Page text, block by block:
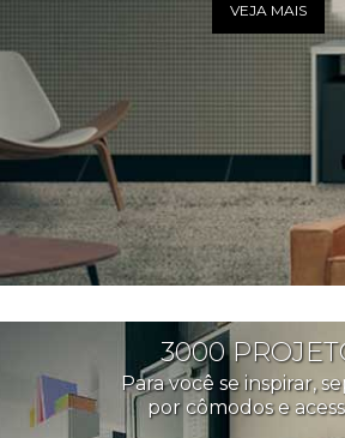
VEJA MAIS
3000
Para você se inspirar,
por cômodos e